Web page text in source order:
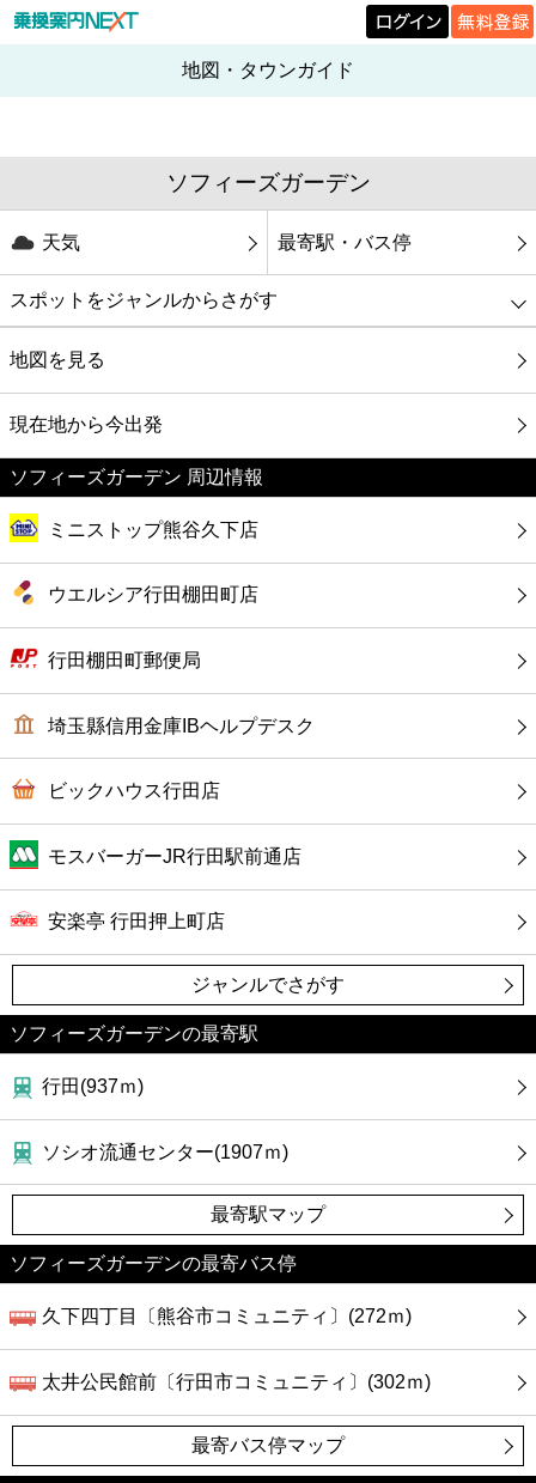
地図・タウンガイド
ソフィーズガーデン
天気 最寄駅・バス停
スポットをジャンルからさがす
グルメ
映画
美容
ファーストフード
カフェ
ショッピング
公共
地図を見る
現在地から今出発
ソフィーズガーデン 周辺情報
ミニストップ熊谷久下店
ウエルシア行田棚田町店
行田棚田町郵便局
埼玉縣信用金庫IBヘルプデスク
ビックハウス行田店
モスバーガーJR行田駅前通店
安楽亭 行田押上町店
ジャンルでさがす
ソフィーズガーデンの最寄駅
行田(937ｍ)
ソシオ流通センター(1907ｍ)
最寄駅マップ
ソフィーズガーデンの最寄バス停
久下四丁目〔熊谷市コミュニティ〕(272ｍ)
太井公民館前〔行田市コミュニティ〕(302ｍ)
最寄バス停マップ